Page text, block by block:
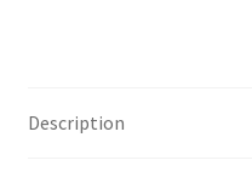
Description